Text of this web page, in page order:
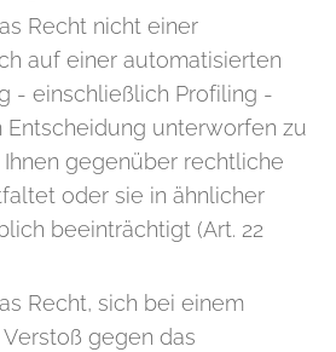
Recht nicht einer
auf einer automatisierten
- einschließlich Profiling -
Entscheidung unterworfen zu
gegenüber rechtliche
oder sie in ähnlicher
beeinträchtigt (Art. 22
Recht, sich bei einem
gegen das